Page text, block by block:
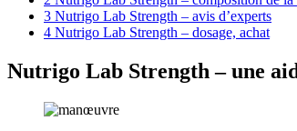
3 Nutrigo Lab Strength – avis d’experts
4 Nutrigo Lab Strength – dosage, achat
Nutrigo Lab Strength – une